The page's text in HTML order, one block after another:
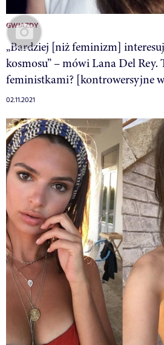
GWIAZDY
„Bardziej [niż feminizm]
kosmosu” – mówi Lana Del Rey.
feministkami? [kontrowersyjne
02.11.2021